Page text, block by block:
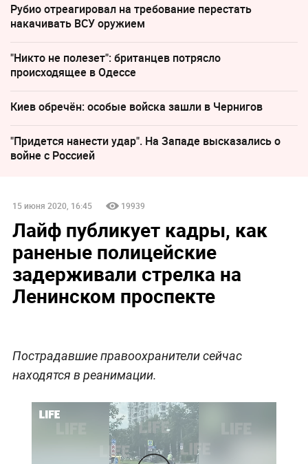
Рубио отреагировал на требование перестать
накачивать ВСУ оружием
"Никто не полезет": британцев потрясло
происходящее в Одессе
Киев обречён: особые войска зашли в Чернигов
"Придется нанести удар". На Западе высказались о
войне с Россией
15 июня 2020, 16:45 19939
Лайф публикует кадры, как
раненые полицейские
задерживали стрелка на
Ленинском проспекте
Пострадавшие правоохранители сейчас
находятся в реанимации.